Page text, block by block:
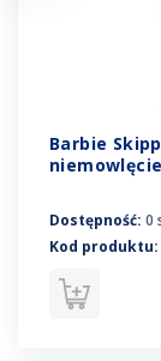
Barbie
Dostępność: 0
Kod produktu: